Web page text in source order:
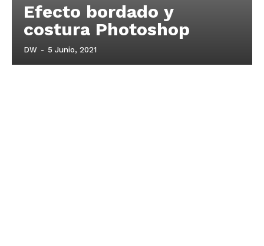
Efecto bordado y
costura Photoshop
DW - 5 Junio, 2021